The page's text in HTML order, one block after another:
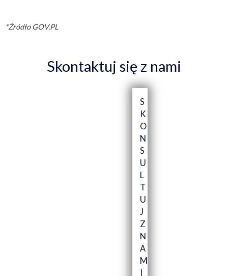
*Źródło GOV.PL
Skontaktuj się z nami
S
K
O
N
S
U
L
T
U
J
Z
N
A
M
I